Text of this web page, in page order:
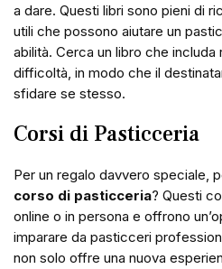
a dare. Questi libri sono pieni di
utili che possono aiutare un
abilità. Cerca un libro che includa
difficoltà, in modo che il
sfidare se stesso.
Corsi di Pasticceria
Per un regalo davvero speciale,
corso di pasticceria? Questi
online o in persona e offrono
imparare da pasticceri
non solo offre una nuova